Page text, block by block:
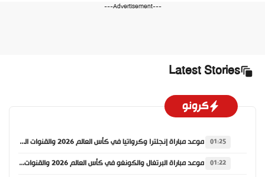
---Advertisement---
Latest Stories
كرونو
01:25 موعد مباراة إنجلترا وكرواتيا في كأس العالم 2026 والقنوات الناقلة
01:22 موعد مباراة البرتغال والكونغو في كأس العالم 2026 والقنوات الناقلة